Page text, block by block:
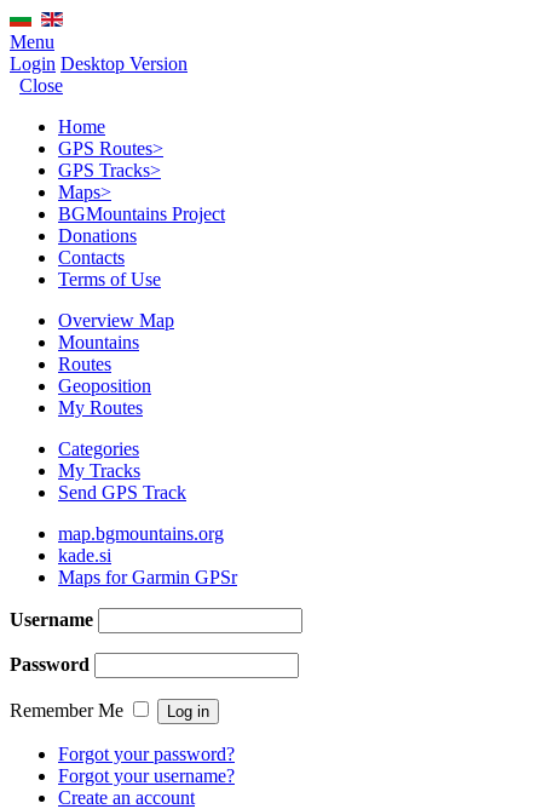
Menu
Login Desktop Version
Close
Home
GPS Routes>
GPS Tracks>
Maps>
BGMountains Project
Donations
Contacts
Terms of Use
Overview Map
Mountains
Routes
Geoposition
My Routes
Categories
My Tracks
Send GPS Track
map.bgmountains.org
kade.si
Maps for Garmin GPSr
Username
Password
Remember Me
Forgot your password?
Forgot your username?
Create an account